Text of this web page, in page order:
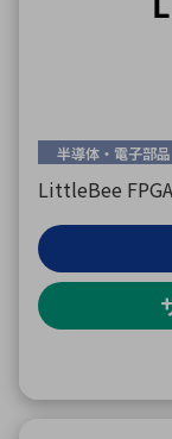
半導体・電子部品
LittleBee